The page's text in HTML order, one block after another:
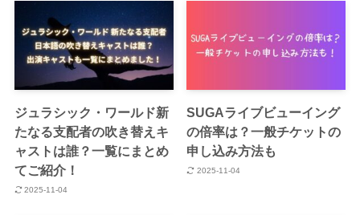
ジュラシック・ワールド新
たなる支配者の吹き替えキ
ャストは誰？一覧にまとめ
てご紹介！
2025-11-04
SUGAライブビューイング
の倍率は？一般チケットの
申し込み方法も
2025-11-04